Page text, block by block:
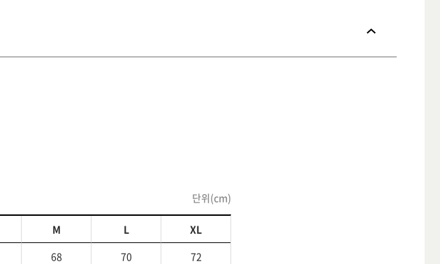
단위(cm)
M L
XL
68 70
72